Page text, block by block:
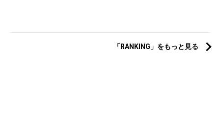
「RANKING」をもっと見る